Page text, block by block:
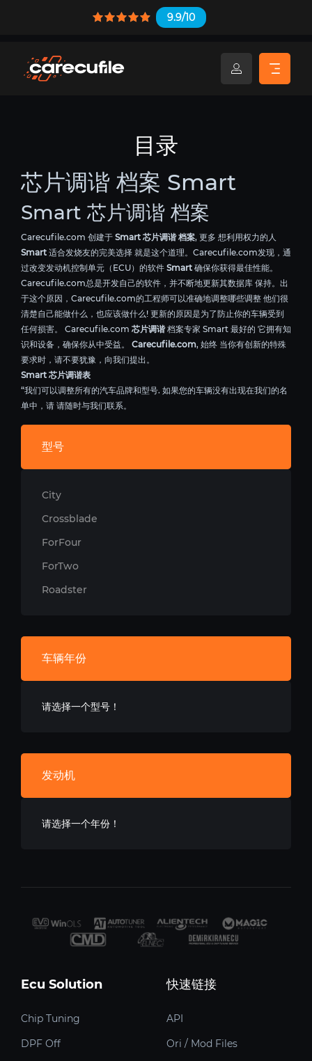
9.9/10
目录
芯片调谐 档案 Smart
Smart 芯片调谐 档案
Carecufile.com 创建于 Smart 芯片调谐 档案, 更多 想利用权力的人
Smart 适合发烧友的完美选择 就是这个道理。Carecufile.com发现，通
过改变发动机控制单元（ECU）的软件 Smart 确保你获得最佳性能。
Carecufile.com总是开发自己的软件，并不断地更新其数据库 保持。出
于这个原因，Carecufile.com的工程师可以准确地调整哪些调整 他们很
清楚自己能做什么，也应该做什么! 更新的原因是为了防止你的车辆受到
任何损害。 Carecufile.com 芯片调谐档案专家 Smart 最好的 它拥有知
识和设备，确保你从中受益。 Carecufile.com, 始终 当你有创新的特殊
要求时，请不要犹豫，向我们提出。
Smart 芯片调谐表
“我们可以调整所有的汽车品牌和型号. 如果您的车辆没有出现在我们的名
单中，请 请随时与我们联系。
型号
City
Crossblade
ForFour
ForTwo
Roadster
车辆年份
请选择一个型号！
发动机
请选择一个年份！
Ecu Solution
Chip Tuning
DPF Off
快速链接
API
Ori / Mod Files